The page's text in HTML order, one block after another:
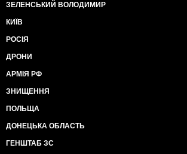
ЗЕЛЕНСЬКИЙ ВОЛОДИМИР
КИЇВ
РОСІЯ
ДРОНИ
АРМІЯ РФ
ЗНИЩЕННЯ
ПОЛЬЩА
ДОНЕЦЬКА ОБЛАСТЬ
ГЕНШТАБ ЗС